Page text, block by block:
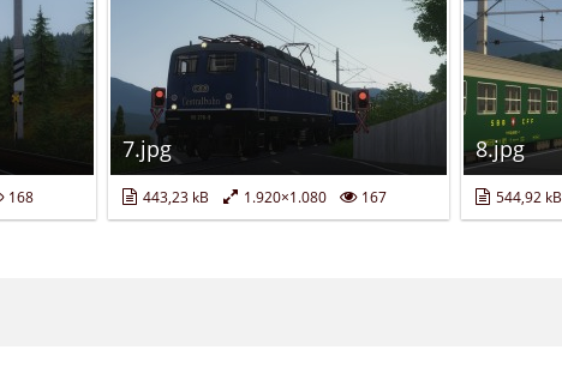
168
7.jpg
443,23 kB 1.920×1.080 167
8.jpg
544,92 kB